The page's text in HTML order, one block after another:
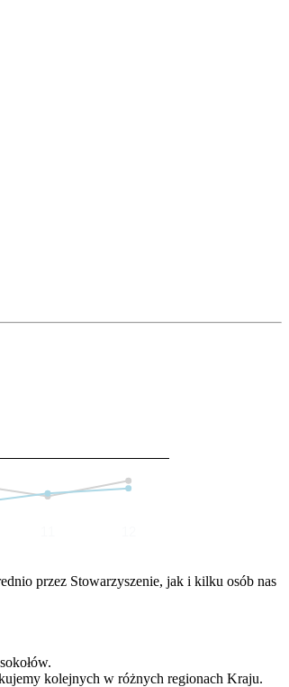
przez Stowarzyszenie, jak i kilku osób nas
kolejnych w różnych regionach Kraju.